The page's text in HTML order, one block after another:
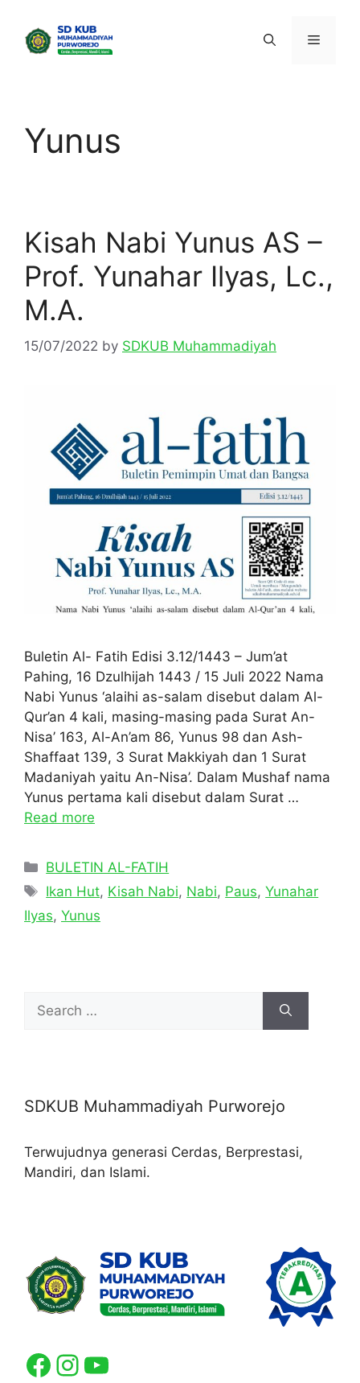
content
Menu
Yunus
Kisah Nabi Yunus AS –
Prof. Yunahar Ilyas, Lc.,
M.A.
15/07/2022 by SDKUB Muhammadiyah
Buletin Al- Fatih Edisi 3.12/1443 – Jum’at
Pahing, 16 Dzulhijah 1443 / 15 Juli 2022 Nama
Nabi Yunus ‘alaihi as-salam disebut dalam Al-
Qur’an 4 kali, masing-masing pada Surat An-
Nisa’ 163, Al-An’am 86, Yunus 98 dan Ash-
Shaffaat 139, 3 Surat Makkiyah dan 1 Surat
Madaniyah yaitu An-Nisa’. Dalam Mushaf nama
Yunus pertama kali disebut dalam Surat …
Read more
Categories
BULETIN AL-FATIH
Tags
Ikan Hut, Kisah Nabi, Nabi, Paus,Yunahar
Ilyas, Yunus
Search
for:
SDKUB Muhammadiyah Purworejo
Terwujudnya generasi Cerdas, Berprestasi,
Mandiri, dan Islami.
Facebook
Instagram
YouTube